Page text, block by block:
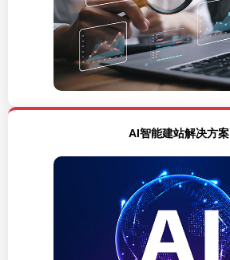
AI智能建站解决方案